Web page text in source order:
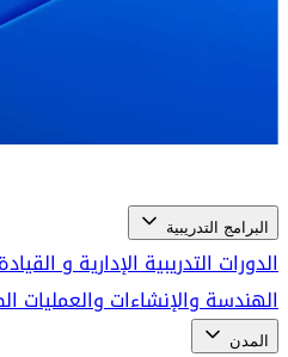
البرامج التدريبية
الدورات التدريبية الإدارية و
الهندسة والإنشاءات والعمليات
المدن